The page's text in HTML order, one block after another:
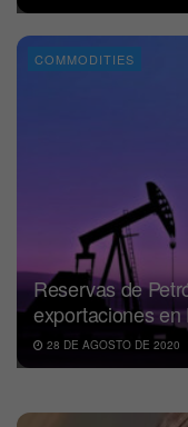
COMMODITIES
Reservas de
exportaciones en
28 DE AGOSTO DE 2020